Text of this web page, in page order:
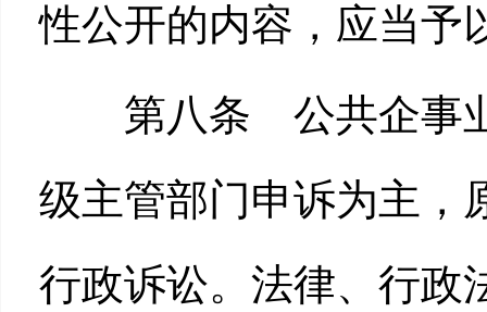
性公开的内容，应当予
第八条 公共企事业
级主管部门申诉为主，
行政诉讼。法律、行政